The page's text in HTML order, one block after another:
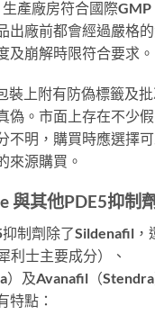
產廠房符合國際
出廠前都會經過嚴格
及崩解時限符合要求。
裝上附有防偽標籤及
偽。市面上存在不少
不明，購買時應選擇
來源購買。
與其他PDE5抑制
制劑除了Sildenafil，
利士主要成分）、
及Avanafil（
特點：